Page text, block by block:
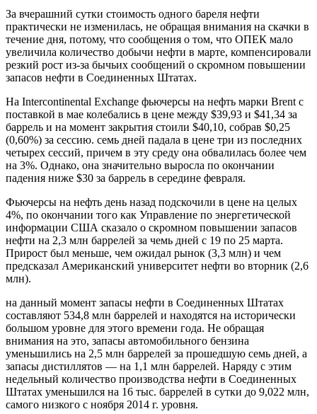
За вчерашний сутки стоимость одного бареля нефти
практически не изменилась, не обращая внимания на скачки в
течение дня, потому, что сообщения о том, что ОПЕК мало
увеличила количество добычи нефти в марте, компенсировали
резкий рост из-за бычьих сообщений о скромном повышении
запасов нефти в Соединенных Штатах.
На Intercontinental Exchange фьючерсы на нефть марки Brent с
поставкой в мае колебались в цене между $39,93 и $41,34 за
баррель и на момент закрытия стоили $40,10, собрав $0,25
(0,60%) за сессию. семь дней падала в цене три из последних
четырех сессий, причем в эту среду она обвалилась более чем
на 3%. Однако, она значительно выросла по окончании
падения ниже $30 за баррель в середине февраля.
Фьючерсы на нефть день назад подскочили в цене на целых
4%, по окончании того как Управление по энергетической
информации США сказало о скромном повышении запасов
нефти на 2,3 млн баррелей за чемь дней с 19 по 25 марта.
Прирост был меньше, чем ожидал рынок (3,3 млн) и чем
предсказал Американский университет нефти во вторник (2,6
млн).
на данный момент запасы нефти в Соединенных Штатах
составляют 534,8 млн баррелей и находятся на исторически
большом уровне для этого времени года. Не обращая
внимания на это, запасы автомобильного бензина
уменьшились на 2,5 млн баррелей за прошедшую семь дней, а
запасы дистиллятов — на 1,1 млн баррелей. Наряду с этим
недельный количество производства нефти в Соединенных
Штатах уменьшился на 16 тыс. баррелей в сутки до 9,022 млн,
самого низкого с ноября 2014 г. уровня.